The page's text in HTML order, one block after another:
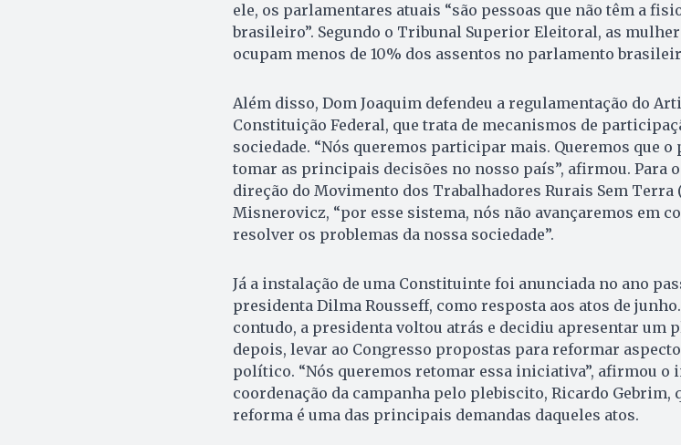
ele, os parlamentares atuais “são pessoas que não têm a
brasileiro”. Segundo o Tribunal Superior Eleitoral, as
ocupam menos de 10% dos assentos no parlamento
Além disso, Dom Joaquim defendeu a regulamentação do
Constituição Federal, que trata de mecanismos de
sociedade. “Nós queremos participar mais. Queremos que o
tomar as principais decisões no nosso país”, afirmou. Para
direção do Movimento dos Trabalhadores Rurais Sem Terra
Misnerovicz, “por esse sistema, nós não avançaremos em
resolver os problemas da nossa sociedade”.
Já a instalação de uma Constituinte foi anunciada no ano
presidenta Dilma Rousseff, como resposta aos atos de
contudo, a presidenta voltou atrás e decidiu apresentar um
depois, levar ao Congresso propostas para reformar
político. “Nós queremos retomar essa iniciativa”, afirmou o
coordenação da campanha pelo plebiscito, Ricardo Gebrim,
reforma é uma das principais demandas daqueles atos.